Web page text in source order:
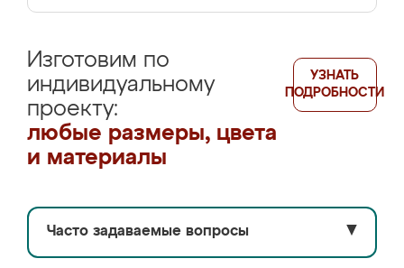
Изготовим по
индивидуальному
проекту:
любые размеры, цвета
и материалы
УЗНАТЬ
ПОДРОБНОСТИ
Часто задаваемые вопросы ▼